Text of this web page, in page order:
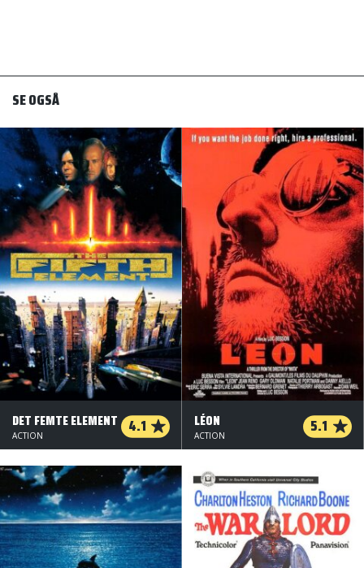
SE OGSÅ
DET FEMTE ELEMENT 4.1
ACTION
LÉON 5.1
ACTION